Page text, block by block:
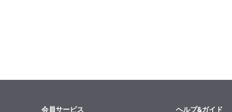
会員サービス ヘルプ&ガイド